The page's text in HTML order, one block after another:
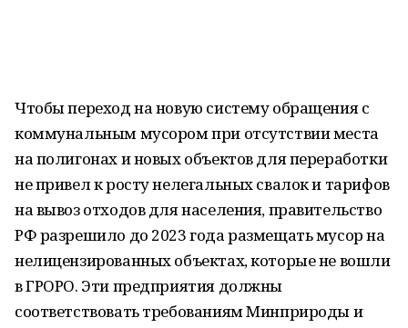
Чтобы переход на новую систему обращения с
коммунальным мусором при отсутствии места
на полигонах и новых объектов для переработки
не привел к росту нелегальных свалок и тарифов
на вывоз отходов для населения, правительство
РФ разрешило до 2023 года размещать мусор на
нелицензированных объектах, которые не вошли
в ГРОРО. Эти предприятия должны
соответствовать требованиям Минприроды и